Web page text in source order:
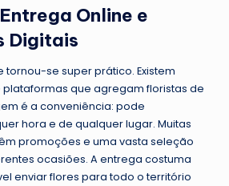
Online e
Digitais
tornou-se super prático. Existem
plataformas que agregam floristas de
é a conveniência: pode
hora e de qualquer lugar. Muitas
promoções e uma vasta seleção
ocasiões. A entrega costuma
enviar flores para todo o território